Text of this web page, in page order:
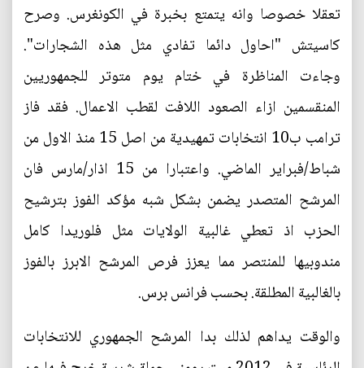
تعقلا خصوصا وانه يتمتع بخبرة في الكونغرس. وصرح
كاسيتش "احاول دائما تفادي مثل هذه الشجارات".
وجاءت المناظرة في ختام يوم متوتر للجمهوريين
المنقسمين ازاء الصعود اللافت لقطب الاعمال. فقد فاز
ترامب ب10 انتخابات تمهيدية من اصل 15 منذ الاول من
شباط/فبراير الماضي. واعتبارا من 15 اذار/مارس فان
المرشح المتصدر يضمن بشكل شبه مؤكد الفوز بترشيح
الحزب اذ تعطي غالبية الولايات مثل فلوريدا كامل
مندوبيها للمنتصر مما يعزز فرص المرشح الابرز بالفوز
بالغالبية المطلقة. بحسب فرانس برس.
والوقت يداهم لذلك بدا المرشح الجمهوري للانتخابات